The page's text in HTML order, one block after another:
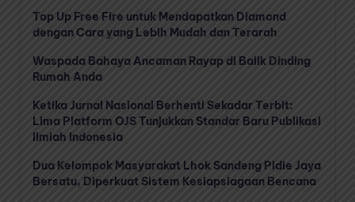
Top Up Free Fire untuk Mendapatkan Diamond
dengan Cara yang Lebih Mudah dan Terarah
Waspada Bahaya Ancaman Rayap di Balik Dinding
Rumah Anda
Ketika Jurnal Nasional Berhenti Sekadar Terbit:
Lima Platform OJS Tunjukkan Standar Baru Publikasi
Ilmiah Indonesia
Dua Kelompok Masyarakat Lhok Sandeng Pidie Jaya
Bersatu, Diperkuat Sistem Kesiapsiagaan Bencana